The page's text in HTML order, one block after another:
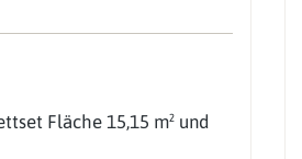
Fläche 15,15 m² und